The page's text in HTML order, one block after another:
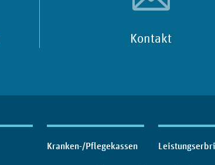
Kontakt
Kranken-/Pflegekassen